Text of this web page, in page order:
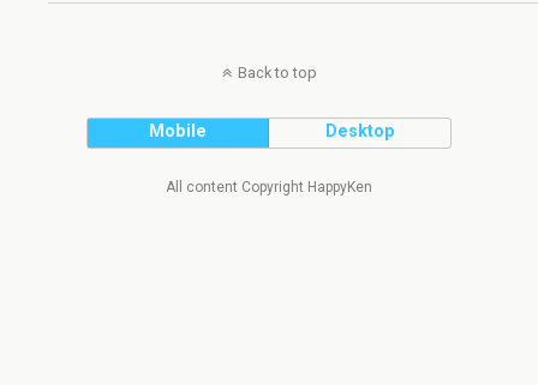
Back to top
Mobile Desktop
All content Copyright HappyKen